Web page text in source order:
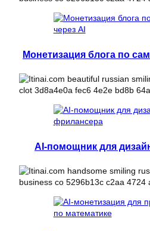
Монетизация блога по
AI-помощник для